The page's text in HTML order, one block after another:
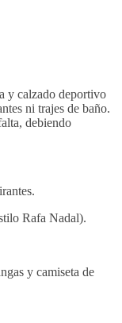
y calzado deportivo
ni trajes de baño.
debiendo
Rafa Nadal).
y camiseta de